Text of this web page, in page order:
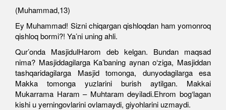
(Muhammad,13)
Ey Muhammad! Sizni chiqargan qishloqdan ham yomonroq
qishloq bormi?! Ya’ni uning ahli.
Qur’onda MasjidulHarom deb kelgan. Bundan maqsad
nima? Masjiddagilarga Ka’baning aynan o‘ziga, Masjiddan
tashqaridagilarga Masjid tomonga, dunyodagilarga esa
Makka tomonga yuzlarini burish aytilgan. Makkai
Mukarrama Haram – Muhtaram deyiladi.Ehrom bog‘lagan
kishi u yerningovlarini ovlamaydi, giyohlarini uzmaydi.